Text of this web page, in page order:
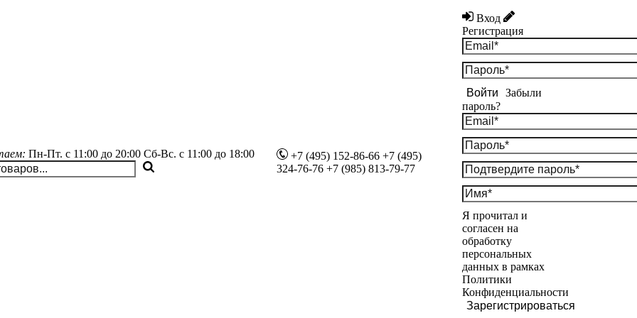
Пн-Пт. с 11:00 до 20:00Сб-Вс. с 11:00 до 18:00 +7 (495) 152-86-66 +7 (495)
324-76-76 +7 (985) 813-79-77
Вход
Регистрация
Войти
Забыли
пароль?
Я прочитал и
согласен на
обработку
персональных
данных в рамках
Политики
Конфиденциальности
Зарегистрироваться